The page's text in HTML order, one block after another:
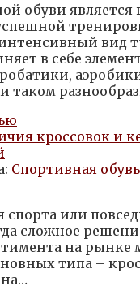
обуви является
вид
в себе
таком
кроссовок и
Спортивная обувь
спорта или
сложное
на рынке
типа –